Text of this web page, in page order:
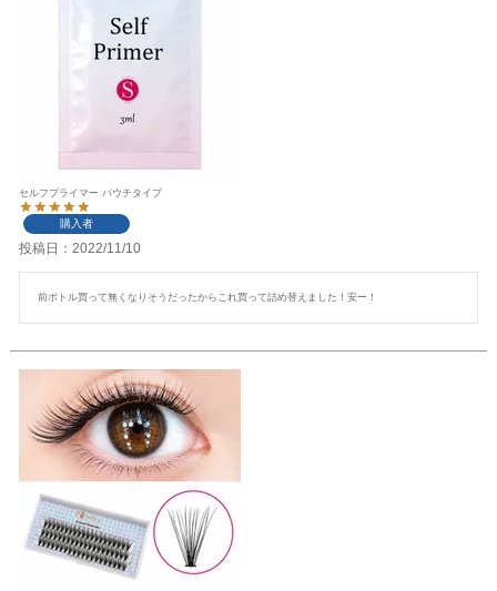
セルフプライマー パウチタイプ
購入者
投稿日 2022/11/10
前ボトル買って無くなりそうだったからこれ買って詰め替えました！安ー！